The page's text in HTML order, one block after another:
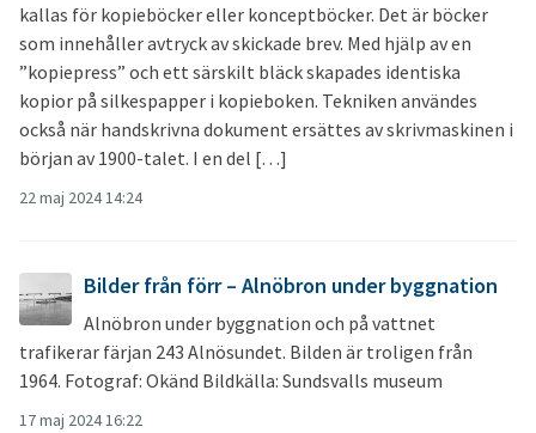
kallas för kopieböcker eller konceptböcker. Det är böcker
som innehåller avtryck av skickade brev. Med hjälp av en
”kopiepress” och ett särskilt bläck skapades identiska
kopior på silkespapper i kopieboken. Tekniken användes
också när handskrivna dokument ersättes av skrivmaskinen i
början av 1900-talet. I en del […]
22 maj 2024 14:24
Bilder från förr – Alnöbron under byggnation
Alnöbron under byggnation och på vattnet
trafikerar färjan 243 Alnösundet. Bilden är troligen från
1964. Fotograf: Okänd Bildkälla: Sundsvalls museum
17 maj 2024 16:22